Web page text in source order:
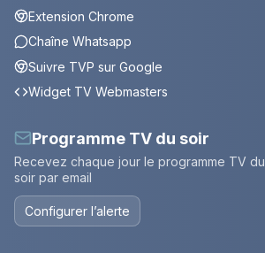
Extension Chrome
Chaîne Whatsapp
Suivre TVP sur Google
Widget TV Webmasters
Programme TV du soir
Recevez chaque jour le programme TV du
soir par email
Configurer l’alerte